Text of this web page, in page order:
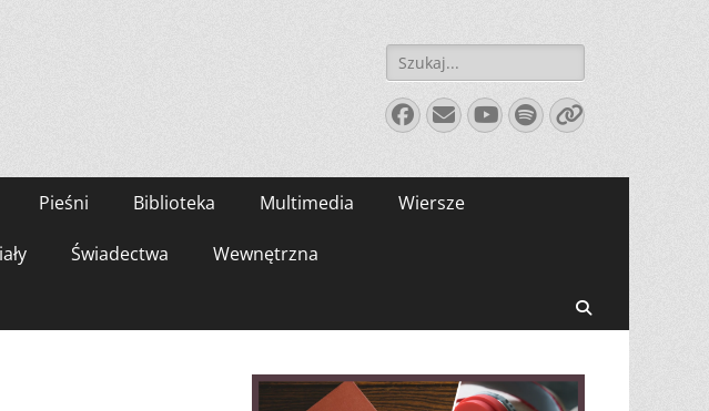
Szukaj:
Facebook
E-
mail
YouTube
Spotify
Link
Pieśni Biblioteka Multimedia Wiersze
Świadectwa Wewnętrzna